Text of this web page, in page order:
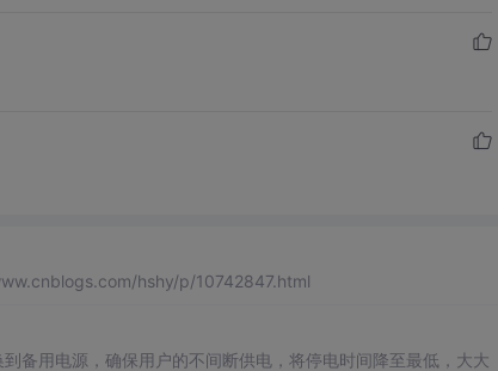
hshy/p/10742847.html
备用电源，确保用户的不间断供电，将停电时间降至最低，大大